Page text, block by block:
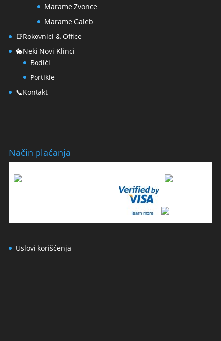
Marame Zvonce
Marame Galeb
📑Rokovnici & Office
🐇Neki Novi Klinci
Bodići
Portikle
📞Kontakt
Način plaćanja
Uslovi korišćenja